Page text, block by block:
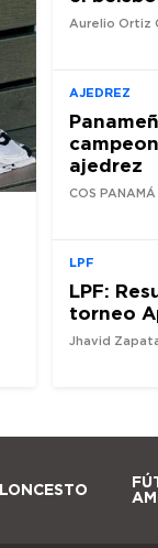
Aurelio Ortiz
AJEDREZ
ajedrez
COS PANAMÁ
LPF
LPF:
torneo
Jhavid